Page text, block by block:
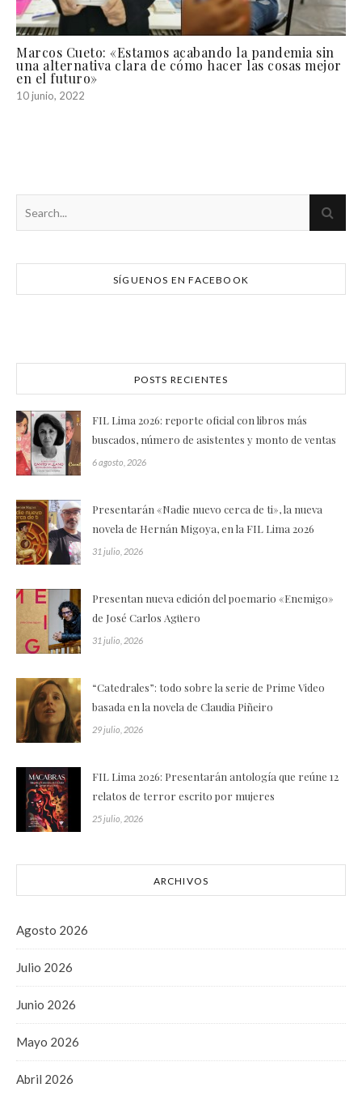
Marcos Cueto: «Estamos acabando la pandemia sin
una alternativa clara de cómo hacer las cosas mejor
en el futuro»
10 junio, 2022
SÍGUENOS EN FACEBOOK
POSTS RECIENTES
FIL Lima 2026: reporte oficial con libros más
buscados, número de asistentes y monto de ventas
6 agosto, 2026
Presentarán «Nadie nuevo cerca de ti», la nueva
novela de Hernán Migoya, en la FIL Lima 2026
31 julio, 2026
Presentan nueva edición del poemario «Enemigo»
de José Carlos Agüero
31 julio, 2026
“Catedrales”: todo sobre la serie de Prime Video
basada en la novela de Claudia Piñeiro
29 julio, 2026
FIL Lima 2026: Presentarán antología que reúne 12
relatos de terror escrito por mujeres
25 julio, 2026
ARCHIVOS
Agosto 2026
Julio 2026
Junio 2026
Mayo 2026
Abril 2026